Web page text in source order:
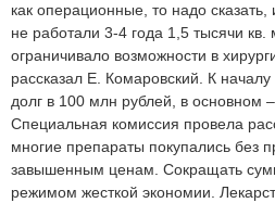
как операционные, то надо сказать,
не работали 3-4 года 1,5 тысячи кв.
ограничивало возможности в
рассказал Е. Комаровский. К
долг в 100 млн рублей, в основном
Специальная комиссия провела
многие препараты покупались без
завышенным ценам. Сокращать
режимом жесткой экономии.